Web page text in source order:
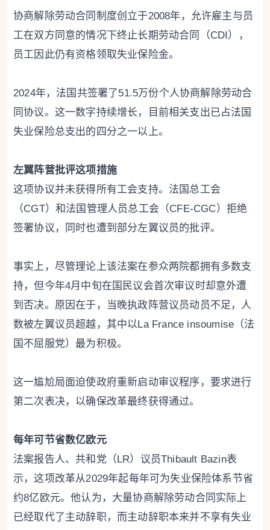
协商解除劳动合同制度创立于2008年，允许雇主与员
工在双方同意的情况下终止长期劳动合同（CDI），
员工因此仍有资格领取失业保险金。
2024年，法国共签署了51.5万份个人协商解除劳动合
同协议。这一数字持续增长，目前相关支出已占法国
失业保险总支出的四分之一以上。
左翼阵营批评这项措施
这项协议并未获得所有工会支持。法国总工会
（CGT）和法国管理人员总工会（CFE-CGC）拒绝
签署协议，同时也遭到部分左翼议员的批评。
事实上，尽管理论上该法案在参众两院都拥有多数支
持，但今年4月中旬在国民议会首次审议时却意外遭
到否决。原因在于，当晚执政阵营议员动员不足，人
数被左翼议员超越，其中以La France insoumise（法
国不屈服党）最为积极。
这一尴尬局面迫使政府重新启动审议程序，要求进行
第二次表决，以确保改革最终获得通过。
每年可节省数亿欧元
法案报告人、共和党（LR）议员Thibault Bazin表
示，这项改革从2029年起每年可为失业保险体系节省
约8亿欧元。他认为，大量协商解除劳动合同实际上
已经取代了主动辞职，而主动辞职本来并不享有失业